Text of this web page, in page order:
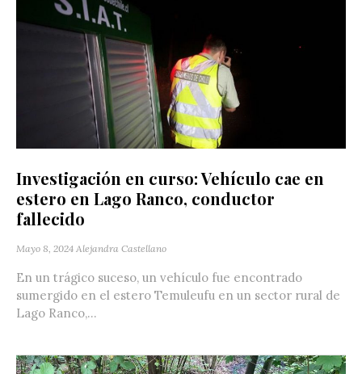
Investigación en curso: Vehículo cae en
estero en Lago Ranco, conductor
fallecido
Mayo 8, 2024 Alejandra Castellano
En un trágico suceso, un vehículo fue encontrado
sumergido en el estero Temuleufu en un sector rural de
Lago Ranco,...